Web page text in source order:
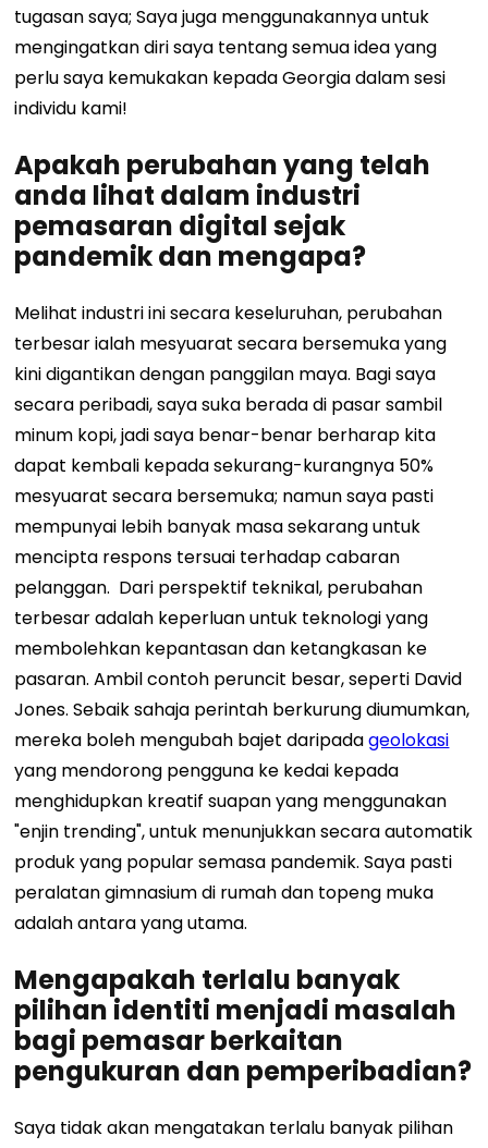
tugasan saya; Saya juga menggunakannya untuk
mengingatkan diri saya tentang semua idea yang
perlu saya kemukakan kepada Georgia dalam sesi
individu kami!
Apakah perubahan yang telah
anda lihat dalam industri
pemasaran digital sejak
pandemik dan mengapa?
Melihat industri ini secara keseluruhan, perubahan
terbesar ialah mesyuarat secara bersemuka yang
kini digantikan dengan panggilan maya. Bagi saya
secara peribadi, saya suka berada di pasar sambil
minum kopi, jadi saya benar-benar berharap kita
dapat kembali kepada sekurang-kurangnya 50%
mesyuarat secara bersemuka; namun saya pasti
mempunyai lebih banyak masa sekarang untuk
mencipta respons tersuai terhadap cabaran
pelanggan. Dari perspektif teknikal, perubahan
terbesar adalah keperluan untuk teknologi yang
membolehkan kepantasan dan ketangkasan ke
pasaran. Ambil contoh peruncit besar, seperti David
Jones. Sebaik sahaja perintah berkurung diumumkan,
mereka boleh mengubah bajet daripadageolokasi
yang mendorong pengguna ke kedai kepada
menghidupkan kreatif suapan yang menggunakan
"enjin trending", untuk menunjukkan secara automatik
produk yang popular semasa pandemik. Saya pasti
peralatan gimnasium di rumah dan topeng muka
adalah antara yang utama.
Mengapakah terlalu banyak
pilihan identiti menjadi masalah
bagi pemasar berkaitan
pengukuran dan pemperibadian?
Saya tidak akan mengatakan terlalu banyak pilihan